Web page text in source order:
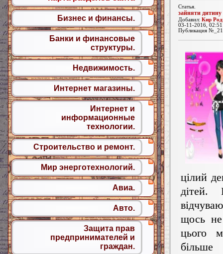
Статья.
зайняти дитину
Добавил: Кир
03-11-2016,
Публикация
цілий
дітей.
щось не
цього
більше
Бизнес и финансы.
Банки и финансовые
структуры.
Недвижимость.
Интернет магазины.
Интернет и
информационные
технологии.
Строительство и ремонт.
Мир энерготехнологий.
Авиа.
Авто.
Защита прав
предпринимателей и
граждан.